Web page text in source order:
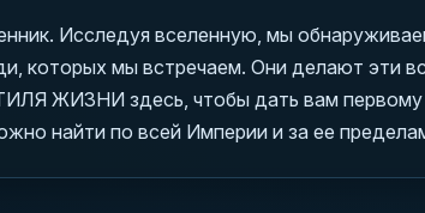
Исследуя вселенную, мы
которых мы встречаем. Они делают эти
ЖИЗНИ здесь, чтобы дать вам первому
найти по всей Империи и за ее